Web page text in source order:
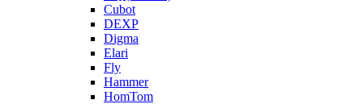
Cubot
DEXP
Digma
Elari
Fly
Hammer
HomTom